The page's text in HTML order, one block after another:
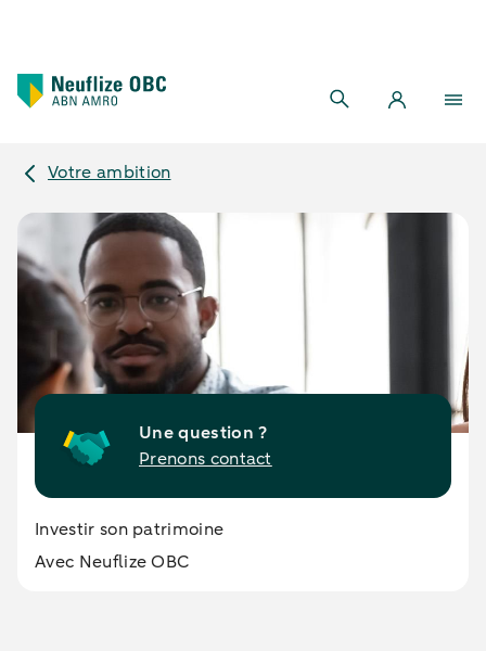
Votre ambition
Une question ?
Prenons contact
Investir son patrimoine
Avec Neuflize OBC